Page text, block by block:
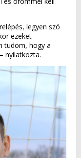
legyen szó
ezeket
tudom, hogy a
nyilatkozta.